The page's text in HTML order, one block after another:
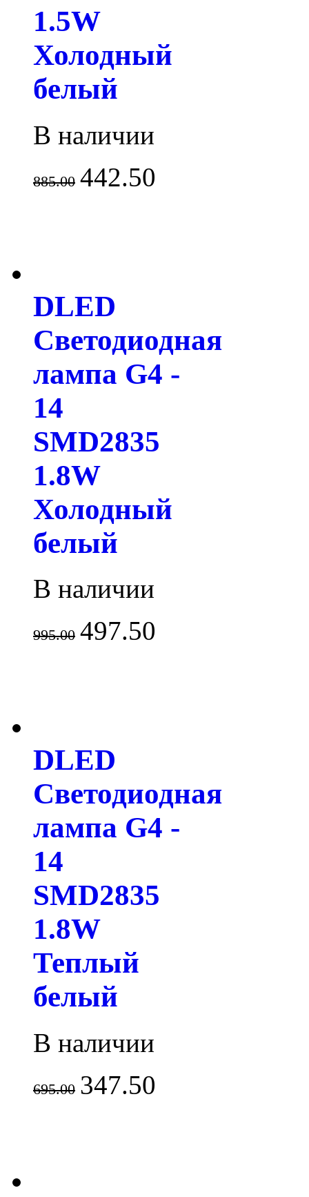
1.5W
Холодный
белый
В наличии
885.00 442.50
DLED
Светодиодная
лампа G4 -
14
SMD2835
1.8W
Холодный
белый
В наличии
995.00 497.50
DLED
Светодиодная
лампа G4 -
14
SMD2835
1.8W
Теплый
белый
В наличии
695.00 347.50